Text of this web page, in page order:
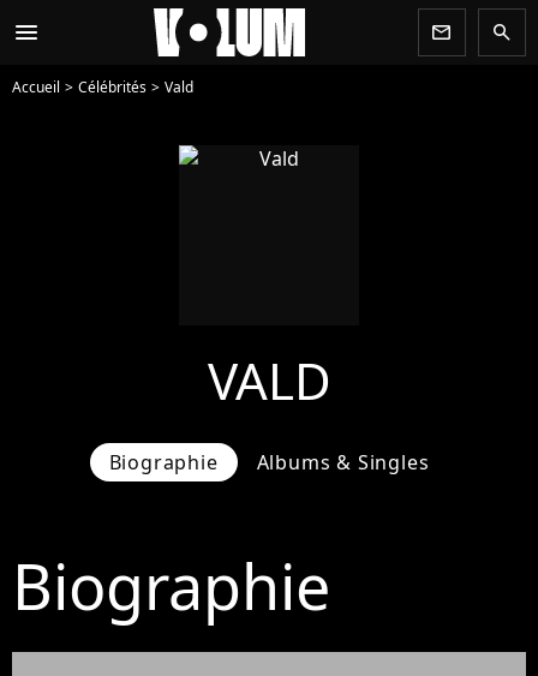
menu newsletter search
Accueil Célébrités Vald
VALD
Biographie Albums & Singles
Biographie